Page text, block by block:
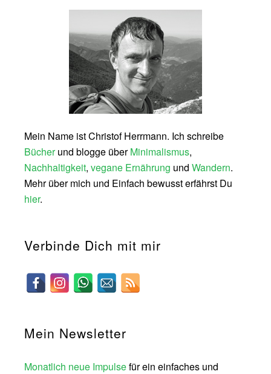
Mein Name ist Christof Herrmann. Ich schreibe
Bücherund blogge überMinimalismus,
Nachhaltigkeit, vegane Ernährung und Wandern.
Mehr über mich und Einfach bewusst erfährst Du
hier.
Verbinde Dich mit mir
Mein Newsletter
Monatlich neue Impulsefür ein einfaches und